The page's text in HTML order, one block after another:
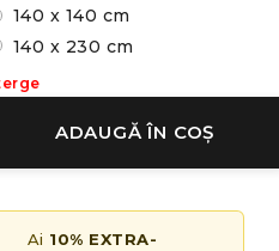
140 x 140 cm
140 x 230 cm
ADAUGĂ ÎN COȘ
Ai 10% EXTRA-